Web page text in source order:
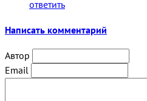
ответить
Написать комментарий
Автор
Email